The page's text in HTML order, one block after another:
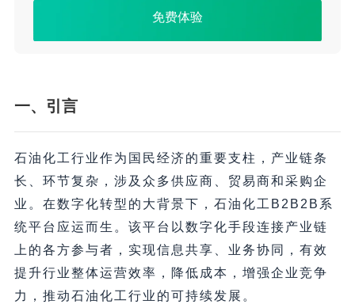
作和交易。
免费体验
一、引言
石油化工行业作为国民经济的重要支柱，产业链条
长、环节复杂，涉及众多供应商、贸易商和采购企
业。在数字化转型的大背景下，石油化工B2B2B系
统平台应运而生。该平台以数字化手段连接产业链
上的各方参与者，实现信息共享、业务协同，有效
提升行业整体运营效率，降低成本，增强企业竞争
力，推动石油化工行业的可持续发展。